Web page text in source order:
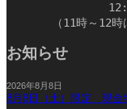
12:00～
（11時～
お知らせ
2026年8月8日
8月8日（土）限定 現金